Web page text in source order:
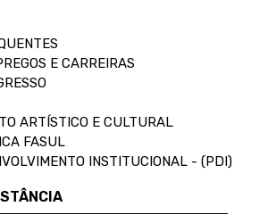
E CARREIRAS
ARTÍSTICO E CULTURAL
FASUL
INSTITUCIONAL - (PDI)